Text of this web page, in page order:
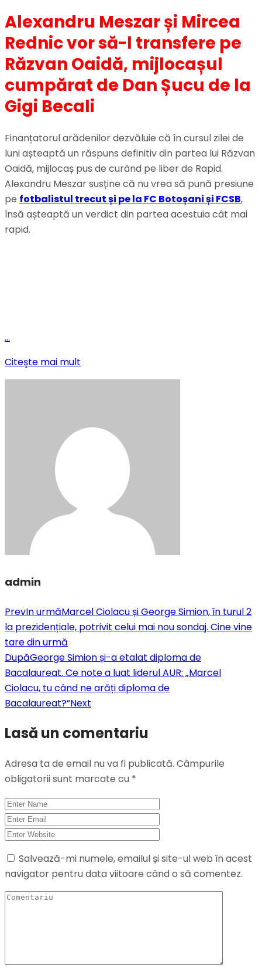
Alexandru Meszar și Mircea
Rednic vor să-l transfere pe
Răzvan Oaidă, mijlocașul
cumpărat de Dan Șucu de la
Gigi Becali
Finanțatorul arădenilor dezvăluie că în cursul zilei de
luni așteaptă un răspuns definitiv din partea lui Răzvan
Oaidă, mijlocaș pus de curând pe liber de Rapid.
Alexandru Meszar susține că nu vrea să pună presiune
pe fotbalistul trecut și pe la FC Botoșani și FCSB,
însă așteaptă un verdict din partea acestuia cât mai
rapid.
…
Citeşte mai mult
admin
PrevIn urmăMarcel Ciolacu și George Simion, în turul 2
la prezidențiale, potrivit celui mai nou sondaj. Cine vine
tare din urmă
DupăGeorge Simion și-a etalat diploma de
Bacalaureat. Ce note a luat liderul AUR: „Marcel
Ciolacu, tu când ne arăți diploma de
Bacalaureat?”Next
Lasă un comentariu
Adresa ta de email nu va fi publicată. Câmpurile
obligatorii sunt marcate cu *
Salvează-mi numele, emailul și site-ul web în acest
navigator pentru data viitoare când o să comentez.